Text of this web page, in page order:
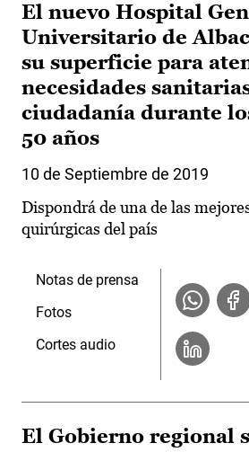
El nuevo Hospital
Universitario de
su superficie para
necesidades
ciudadanía durante
50 años
10 de Septiembre de 2019
Dispondrá de una de las
quirúrgicas del país
Notas de prensa
Fotos
Cortes audio
El Gobierno regional